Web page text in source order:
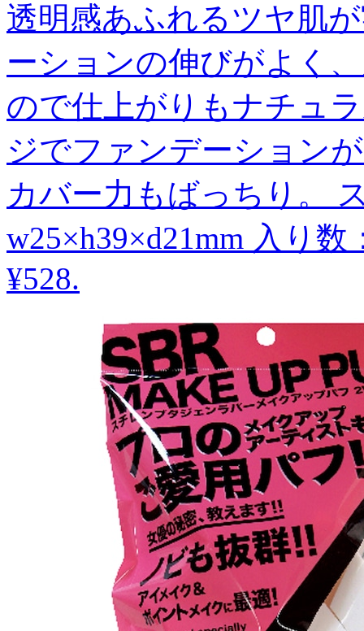
透明感あふれるツヤ肌
ーションの伸びがよく
ので仕上がりもナチュ
ジでファンデーション
カバー力もばっちり。
w25×h39×d21mm 入り
¥528.